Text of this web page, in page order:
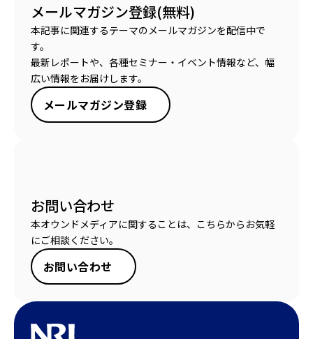
メールマガジン登録(無料)
本記事に関連するテーマのメールマガジンを配信中で
す。
最新レポートや、各種セミナー・イベント情報など、幅
広い情報をお届けします。
メールマガジン登録
お問い合わせ
本オウンドメディアに関することは、こちらからお気軽
にご相談ください。
お問い合わせ